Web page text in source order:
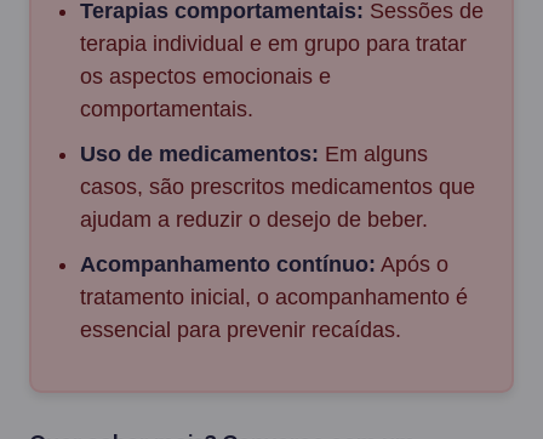
Terapias comportamentais: Sessões de
terapia individual e em grupo para tratar
os aspectos emocionais e
comportamentais.
Uso de medicamentos: Em alguns
casos, são prescritos medicamentos que
ajudam a reduzir o desejo de beber.
Acompanhamento contínuo: Após o
tratamento inicial, o acompanhamento é
essencial para prevenir recaídas.